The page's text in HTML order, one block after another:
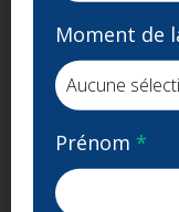
Moment de
Prénom *